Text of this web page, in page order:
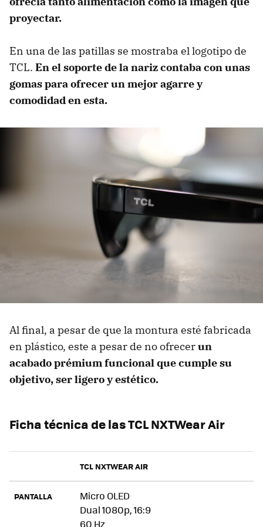
proyectar.
En una de las patillas se mostraba el logotipo de
TCL. En el soporte de la nariz contaba con unas
gomas para ofrecer un mejor agarre y
comodidad en esta.
Al final, a pesar de que la montura esté fabricada
en plástico, este a pesar de no ofrecerun
acabado prémium funcional que cumple su
objetivo, ser ligero y estético.
Ficha técnica de las TCL NXTWear Air
TCL NXTWEAR AIR
PANTALLA
Micro OLED
Dual 1080p, 16:9
60 Hz